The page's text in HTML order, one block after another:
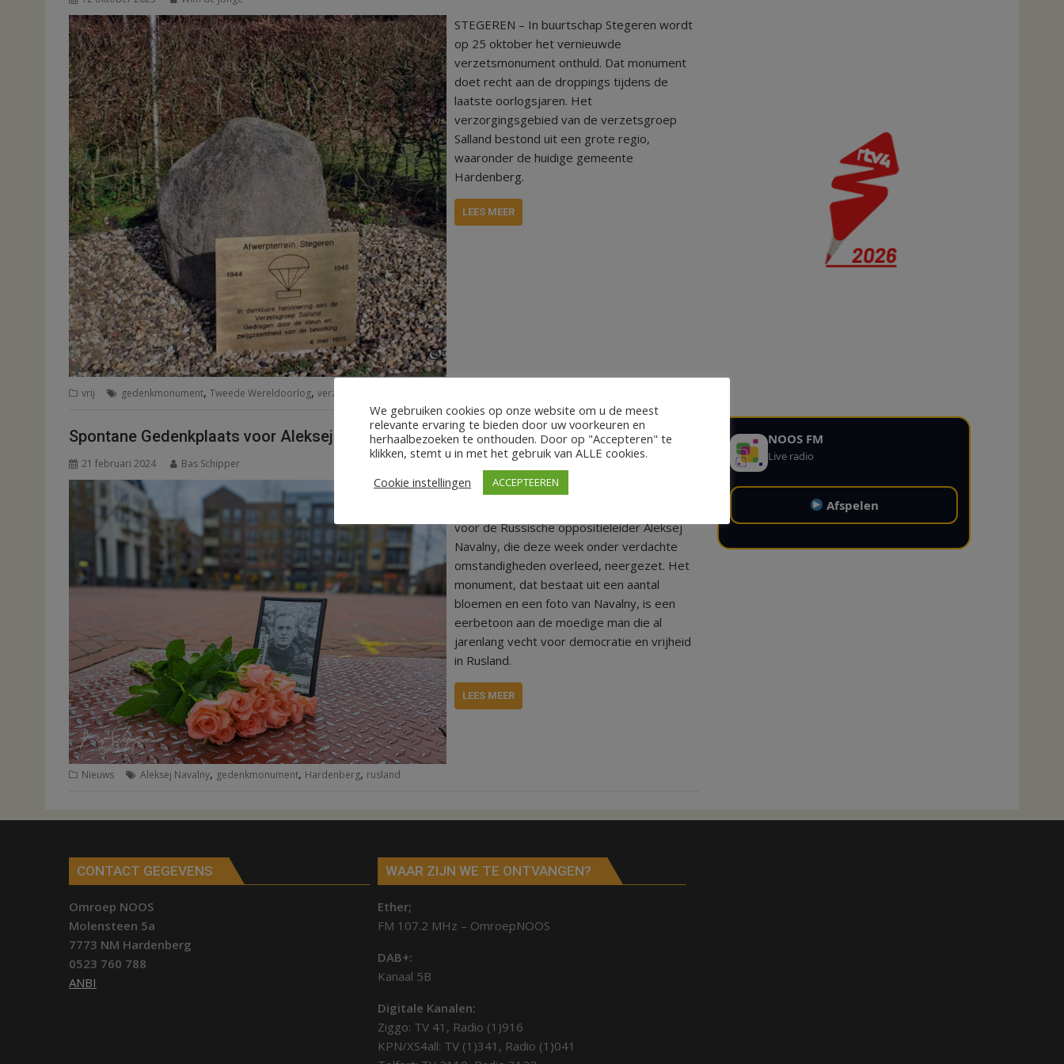
STEGEREN – In buurtschap Stegeren wordt
op 25 oktober het vernieuwde
verzetsmonument onthuld. Dat monument
doet recht aan de droppings tijdens de
laatste oorlogsjaren. Het
verzorgingsgebied van de verzetsgroep
Salland bestond uit een grote regio,
waaronder de huidige gemeente
Hardenberg.
LEES MEER
vrij gedenkmonument, Tweede Wereldoorlog, verzet
Spontane Gedenkplaats voor Aleksej Navalny in Hardenberg
21 februari 2024 Bas Schipper
Midden op het Marktplein in Hardenberg is
voor de Russische oppositieleider Aleksej
Navalny, die deze week onder verdachte
omstandigheden overleed, neergezet. Het
monument, dat bestaat uit een aantal
bloemen en een foto van Navalny, is een
eerbetoon aan de moedige man die al
jarenlang vecht voor democratie en vrijheid
in Rusland.
LEES MEER
Nieuws Aleksej Navalny, gedenkmonument, Hardenberg, rusland
NOOS FM
Live radio
Afspelen
CONTACT GEGEVENS
Omroep NOOS
Molensteen 5a
7773 NM Hardenberg
0523 760 788
ANBI
WAAR ZIJN WE TE ONTVANGEN?
Ether;
FM 107.2 MHz – OmroepNOOS
DAB+:
Kanaal 5B
Digitale Kanalen:
Ziggo: TV 41, Radio (1)916
KPN/XS4all: TV (1)341, Radio (1)041
We gebruiken cookies op onze website om u de meest
relevante ervaring te bieden door uw voorkeuren en
herhaalbezoeken te onthouden. Door op "Accepteren" te
klikken, stemt u in met het gebruik van ALLE cookies.
Cookie instellingen
ACCEPTEEREN